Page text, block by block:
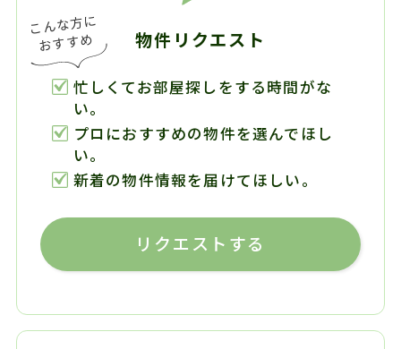
物件リクエスト
忙しくてお部屋探しをする時間がな
い。
プロにおすすめの物件を選んでほし
い。
新着の物件情報を届けてほしい。
リクエストする